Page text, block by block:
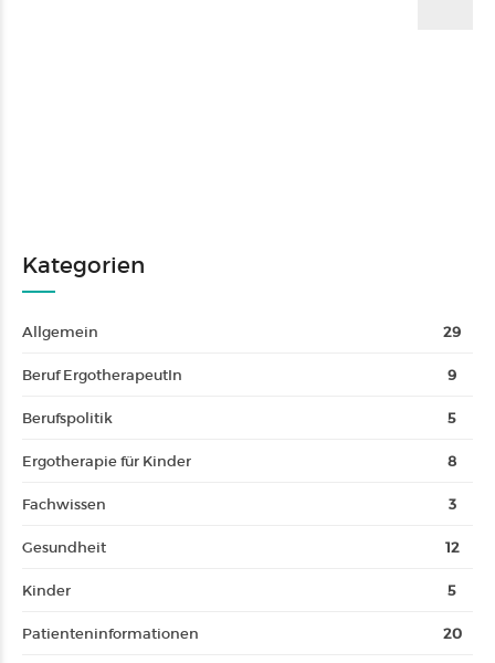
Kategorien
Allgemein 29
Beruf ErgotherapeutIn 9
Berufspolitik 5
Ergotherapie für Kinder 8
Fachwissen 3
Gesundheit 12
Kinder 5
Patienteninformationen 20